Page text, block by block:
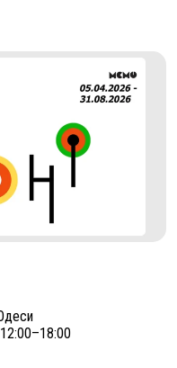
12:00–18:00